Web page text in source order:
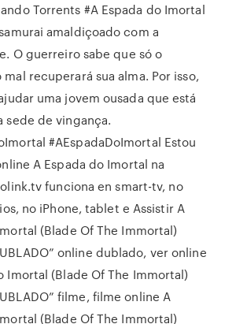
Torrents #A Espada do Imortal
amaldiçoado com a
O guerreiro sabe que só o
recuperará sua alma. Por isso,
uma jovem ousada que está
sede de vingança.
#AEspadaDoImortal Estou
A Espada do Imortal na
funciona en smart-tv, no
no iPhone, tablet e Assistir A
(Blade Of The Immortal)
online dublado, ver online
Imortal (Blade Of The Immortal)
filme, filme online A
(Blade Of The Immortal)